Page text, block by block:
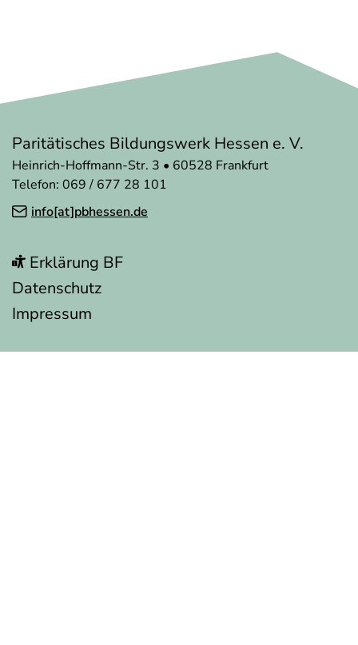
Paritätisches Bildungswerk Hessen e. V.
Heinrich-Hoffmann-Str. 3 • 60528 Frankfurt
Telefon: 069 / 677 28 101
info[at]pbhessen.de
Erklärung BF
Datenschutz
Impressum